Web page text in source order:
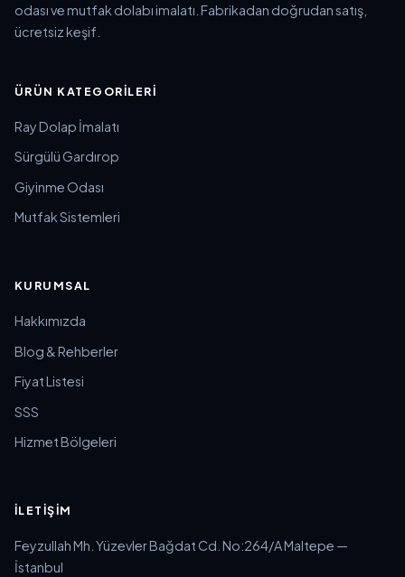
odası ve mutfak dolabı imalatı. Fabrikadan doğrudan satış,
ücretsiz keşif.
ÜRÜN KATEGORILERI
Ray Dolap İmalatı
Sürgülü Gardırop
Giyinme Odası
Mutfak Sistemleri
KURUMSAL
Hakkımızda
Blog & Rehberler
Fiyat Listesi
SSS
Hizmet Bölgeleri
İLETIŞIM
Feyzullah Mh. Yüzevler Bağdat Cd. No:264/A Maltepe —
İstanbul